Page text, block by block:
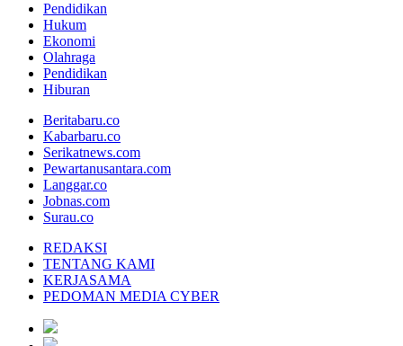
Pendidikan
Hukum
Ekonomi
Olahraga
Pendidikan
Hiburan
Beritabaru.co
Kabarbaru.co
Serikatnews.com
Pewartanusantara.com
Langgar.co
Jobnas.com
Surau.co
REDAKSI
TENTANG KAMI
KERJASAMA
PEDOMAN MEDIA CYBER